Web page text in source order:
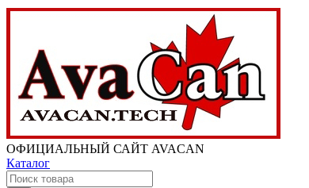
ОФИЦИАЛЬНЫЙ САЙТ AVACAN
Каталог